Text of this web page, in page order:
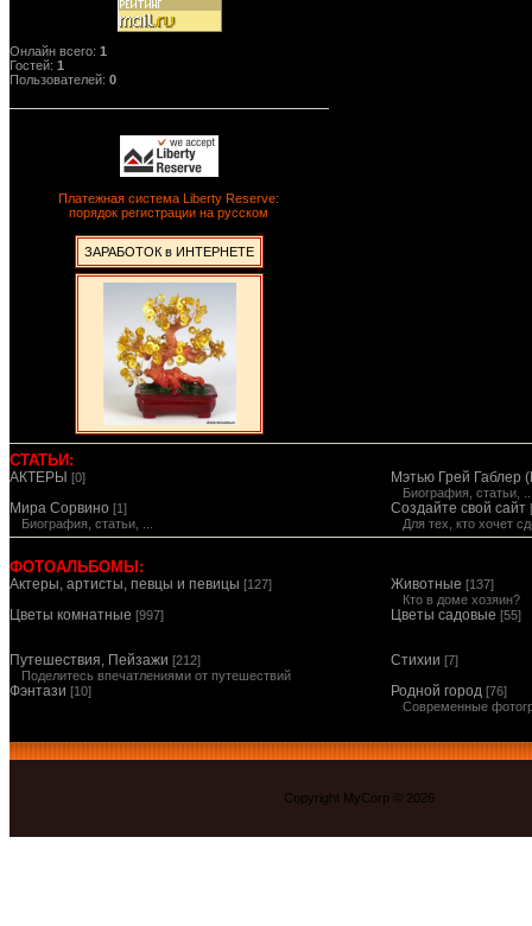
Онлайн всего: 1
Гостей: 1
Пользователей: 0
Платежная система Liberty Reserve:
порядок регистрации на русском
ЗАРАБОТОК в ИНТЕРНЕТЕ
СТАТЬИ:
АКТЕРЫ [0] Мэтью Грей Габлер
Биография, статьи,
Мира Сорвино [1]
Биография, статьи, ...
Создайте свой сайт
Для тех, кто хочет
ФОТОАЛЬБОМЫ:
Актеры, артисты, певцы и певицы [127] Животные [137]
Кто в доме хозяин?
Цветы комнатные [997] Цветы садовые [55]
Путешествия, Пейзажи [212]
Поделитесь впечатлениями от путешествий
Стихии [7]
Фэнтази [10] Родной город [76]
Современные
Copyright MyCorp © 2026